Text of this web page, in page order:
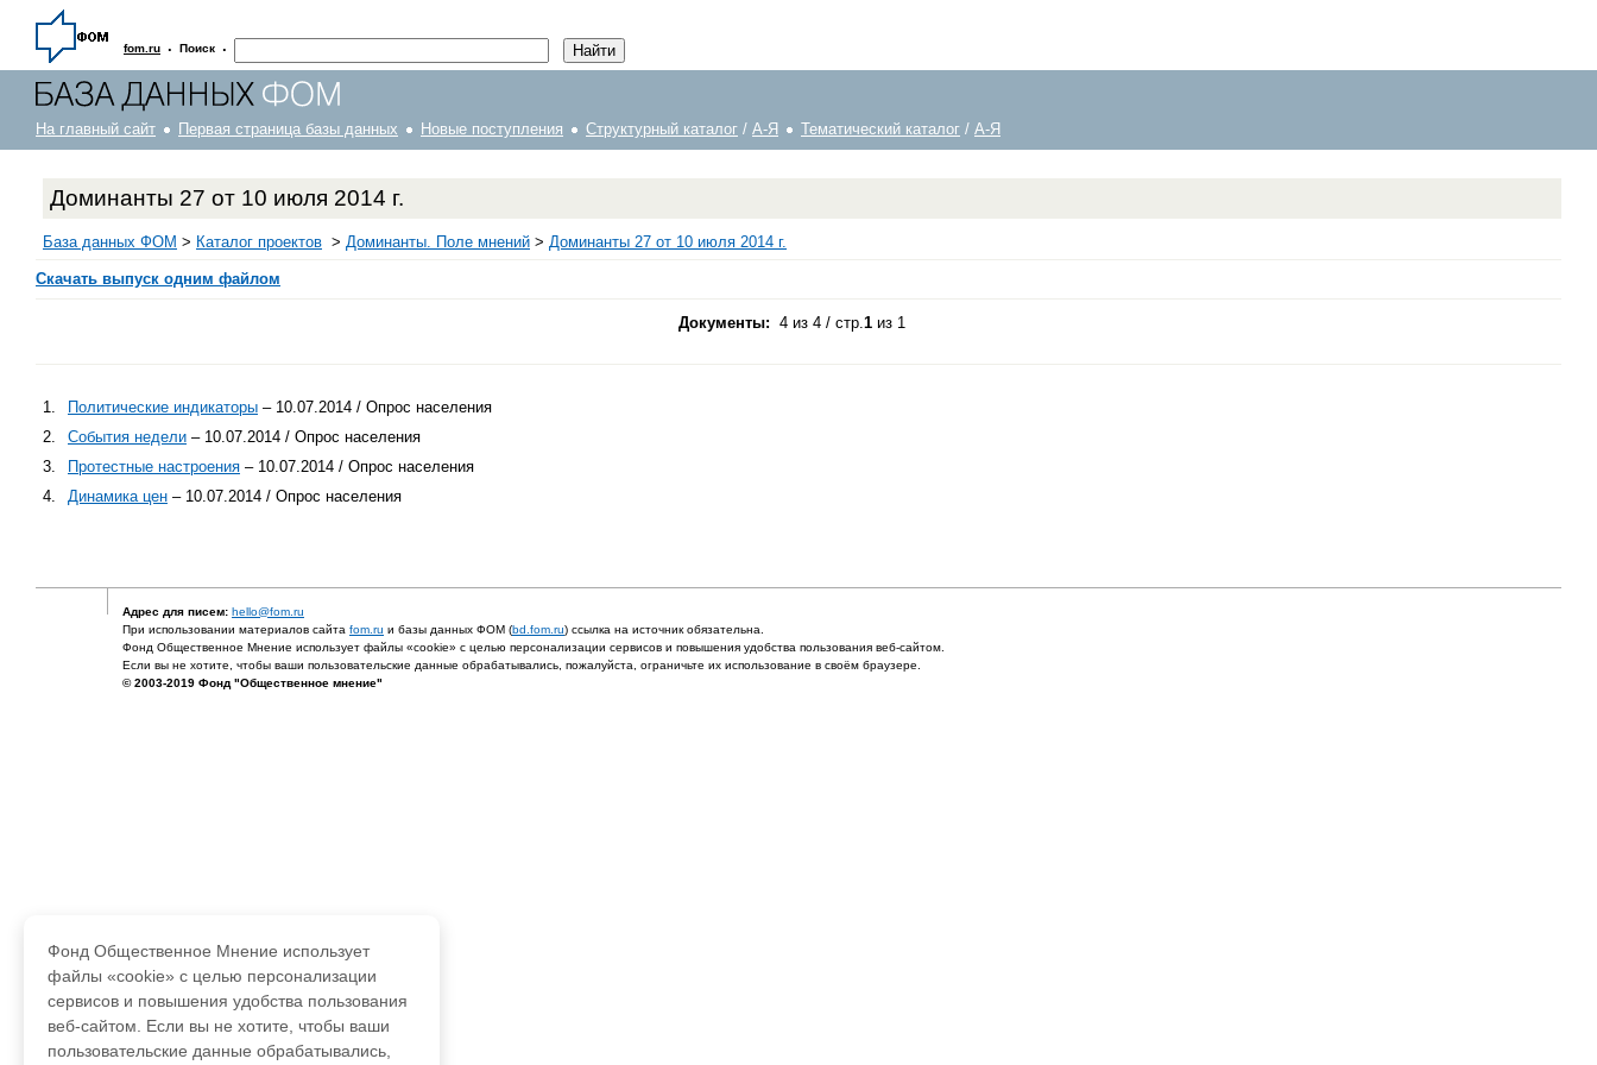
fom.ru · Поиск ·
На главный сайт Первая страница базы данных Новые поступления Структурный каталог / А-Я Тематический каталог / А-Я
Доминанты 27 от 10 июля 2014 г.
База данных ФОМ > Каталог проектов > Доминанты. Поле мнений > Доминанты 27 от 10 июля 2014 г.
Скачать выпуск одним файлом
Документы: 4 из 4 / стр. 1из 1
1. Политические индикаторы – 10.07.2014 / Опрос населения
2.
События недели – 10.07.2014 / Опрос населения
3.
Протестные настроения – 10.07.2014 / Опрос населения
4.
Динамика цен – 10.07.2014 / Опрос населения
Адрес для писем: hello@fom.ru
При использовании материалов сайта fom.ru и базы данных ФОМ (bd.fom.ru) ссылка на источник обязательна.
Фонд Общественное Мнение использует файлы «cookie» с целью персонализации сервисов и повышения удобства пользования веб-сайтом.
Если вы не хотите, чтобы ваши пользовательские данные обрабатывались, пожалуйста, ограничьте их использование в своём браузере.
© 2003-2019 Фонд "Общественное мнение"
Фонд Общественное Мнение использует
файлы «cookie» с целью персонализации
сервисов и повышения удобства пользования
веб-сайтом. Если вы не хотите, чтобы ваши
пользовательские данные обрабатывались,